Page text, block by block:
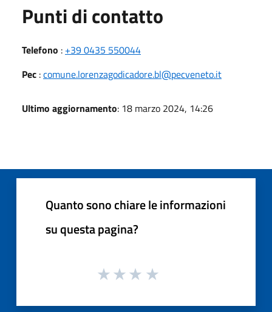
Punti di contatto
Telefono : +39 0435 550044
Pec :comune.lorenzagodicadore.bl@pecveneto.it
Ultimo aggiornamento: 18 marzo 2024, 14:26
Quanto sono chiare le informazioni
su questa pagina?